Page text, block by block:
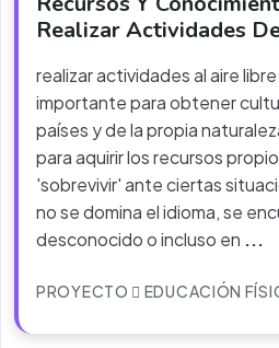
Realizar Actividades
realizar actividades al aire
importante para obtener
países y de la propia
para aquirir los recursos
'sobrevivir' ante ciertas
no se domina el idioma, se
desconocido o incluso en ...
PROYECTO EDUCACIÓN